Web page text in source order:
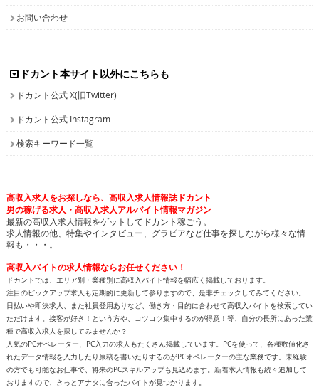
お問い合わせ
ドカント本サイト以外にこちらも
ドカント公式 X(旧Twitter)
ドカント公式 Instagram
検索キーワード一覧
高収入求人をお探しなら、高収入求人情報誌ドカント
男の稼げる求人・高収入求人アルバイト情報マガジン
最新の高収入求人情報をゲットしてドカント稼ごう。
求人情報の他、特集やインタビュー、グラビアなど仕事を探しながら様々な情
報も・・・。
高収入バイトの求人情報ならお任せください！
ドカントでは、エリア別・業種別に高収入バイト情報を幅広く掲載しております。
注目のピックアップ求人も定期的に更新して参りますので、是非チェックしてみてください。
日払いや即決求人、また社員登用ありなど、働き方・目的に合わせて高収入バイトを検索してい
ただけます。接客が好き！という方や、コツコツ集中するのが得意！等、自分の長所にあった業
種で高収入求人を探してみませんか？
人気のPCオペレーター、PC入力の求人もたくさん掲載しています。PCを使って、各種数値化さ
れたデータ情報を入力したり原稿を書いたりするのがPCオペレーターの主な業務です。未経験
の方でも可能なお仕事で、将来のPCスキルアップも見込めます。新着求人情報も続々追加して
おりますので、きっとアナタに合ったバイトが見つかります。